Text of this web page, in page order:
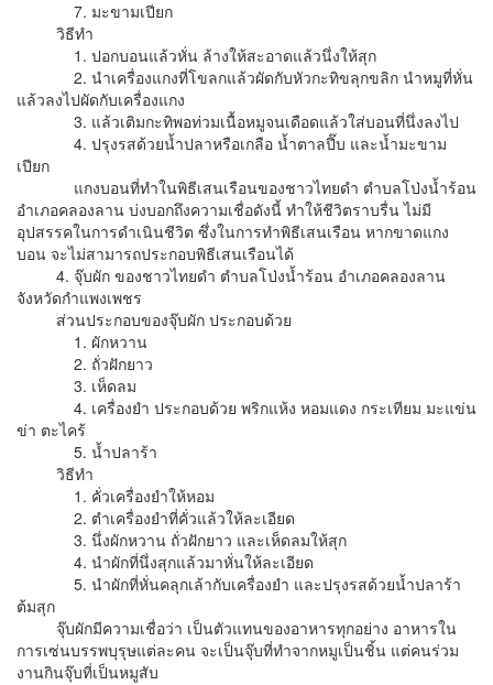
7. มะขามเปียก
วิธีทำ
1. ปอกบอนแล้วหั่น ล้างให้สะอาดแล้วนึ่งให้สุก
2. นำเครื่องแกงที่โขลกแล้วผัดกับหัวกะทิขลุกขลิก นำหมูที่หั่น
แล้วลงไปผัดกับเครื่องแกง
3. แล้วเติมกะทิพอท่วมเนื้อหมูจนเดือดแล้วใส่บอนที่นึ่งลงไป
4. ปรุงรสด้วยน้ำปลาหรือเกลือ น้ำตาลปี๊บ และน้ำมะขาม
เปียก
แกงบอนที่ทำในพิธีเสนเรือนของชาวไทยดำ ตำบลโป่งน้ำร้อน
อำเภอคลองลาน บ่งบอกถึงความเชื่อดังนี้ ทำให้ชีวิตราบรื่น ไม่มี
อุปสรรคในการดำเนินชีวิต ซึ่งในการทำพิธีเสนเรือน หากขาดแกง
บอน จะไม่สามารถประกอบพิธีเสนเรือนได้
4. จุ๊บผัก ของชาวไทยดำ ตำบลโป่งน้ำร้อน อำเภอคลองลาน
จังหวัดกำแพงเพชร
ส่วนประกอบของจุ๊บผัก ประกอบด้วย
1. ผักหวาน
2. ถั่วฝักยาว
3. เห็ดลม
4. เครื่องยำ ประกอบด้วย พริกแห้ง หอมแดง กระเทียม มะแข่น
ข่า ตะไคร้
5. น้ำปลาร้า
วิธีทำ
1. คั่วเครื่องยำให้หอม
2. ตำเครื่องยำที่คั่วแล้วให้ละเอียด
3. นึ่งผักหวาน ถั่วฝักยาว และเห็ดลมให้สุก
4. นำผักที่นึ่งสุกแล้วมาหั่นให้ละเอียด
5. นำผักที่หั่นคลุกเล้ากับเครื่องยำ และปรุงรสด้วยน้ำปลาร้า
ต้มสุก
จุ๊บผักมีความเชื่อว่า เป็นตัวแทนของอาหารทุกอย่าง อาหารใน
การเซ่นบรรพบุรุษแต่ละคน จะเป็นจุ๊บที่ทำจากหมูเป็นชิ้น แต่คนร่วม
งานกินจุ๊บที่เป็นหมูสับ